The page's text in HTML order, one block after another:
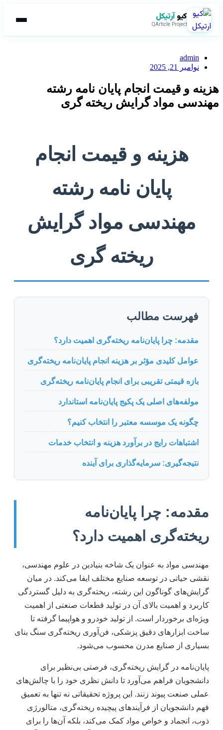
کیوآرتیکل
QArticle Project
admin
نوامبر 21, 2025
هزینه و قیمت انجام پایان نامه رشته
مهندسی مواد گرایش ریخته گری
هزینه و قیمت انجام
پایان نامه رشته
مهندسی مواد گرایش
ریخته گری
فهرست مطالب
مقدمه: چرا پایان‌نامه ریخته‌گری اهمیت دارد؟
عوامل کلیدی مؤثر بر هزینه انجام پایان‌نامه ریخته‌گری
بازه قیمتی تقریبی برای انجام پایان‌نامه ریخته‌گری
مولفه‌های اصلی یک پکیج پایان‌نامه استاندارد
چگونه یک موسسه معتبر را انتخاب کنیم؟
اشتباهات رایج در برآورد هزینه و انتخاب خدمات
نتیجه‌گیری: سرمایه‌گذاری برای آینده
مقدمه: چرا پایان‌نامه
ریخته‌گری اهمیت دارد؟
مهندسی مواد به عنوان یک شاخه بنیادین در علوم مهندسی،
نقشی حیاتی در توسعه صنایع مختلف ایفا می‌کند. در میان
گرایش‌های گوناگون این رشته، ریخته‌گری به دلیل گستردگی
کاربرد و اهمیت بالای آن در تولید قطعات صنعتی از اهمیت
ویژه‌ای برخوردار است. از تولید خودرو و هواپیما گرفته تا
ساخت ابزارهای دقیق پزشکی، فن‌آوری ریخته‌گری سنگ بنای
بسیاری از صنایع مدرن محسوب می‌شود.
پایان‌نامه در گرایش ریخته‌گری، فرصتی بی‌نظیر برای
دانشجویان فراهم می‌آورد تا دانش نظری خود را با چالش‌های
عملی صنعت پیوند زنند. این پروژه تحقیقاتی نه تنها به تعمیق
فهم دانشجویان از فرآیندهای پیچیده ریخته‌گری، متالورژی
ذوب، انجماد و خواص مواد کمک می‌کند، بلکه آن‌ها را برای